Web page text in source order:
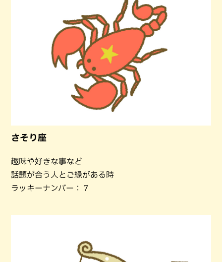
さそり座
趣味や好きな事など
話題が合う人とご縁がある時
ラッキーナンバー：７